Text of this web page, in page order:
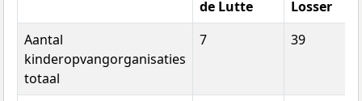
de Lutte
Losser
Aantal
kinderopvangorganisaties
totaal
7 39